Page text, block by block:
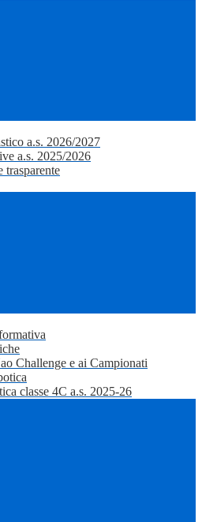
a.s. 2026/2027
a.s. 2025/2026
trasparente
Challenge e ai Campionati
classe 4C a.s. 2025-26